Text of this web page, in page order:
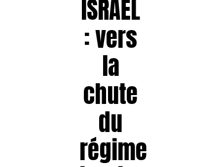
ISRAËL
: vers
la
chute
du
régime